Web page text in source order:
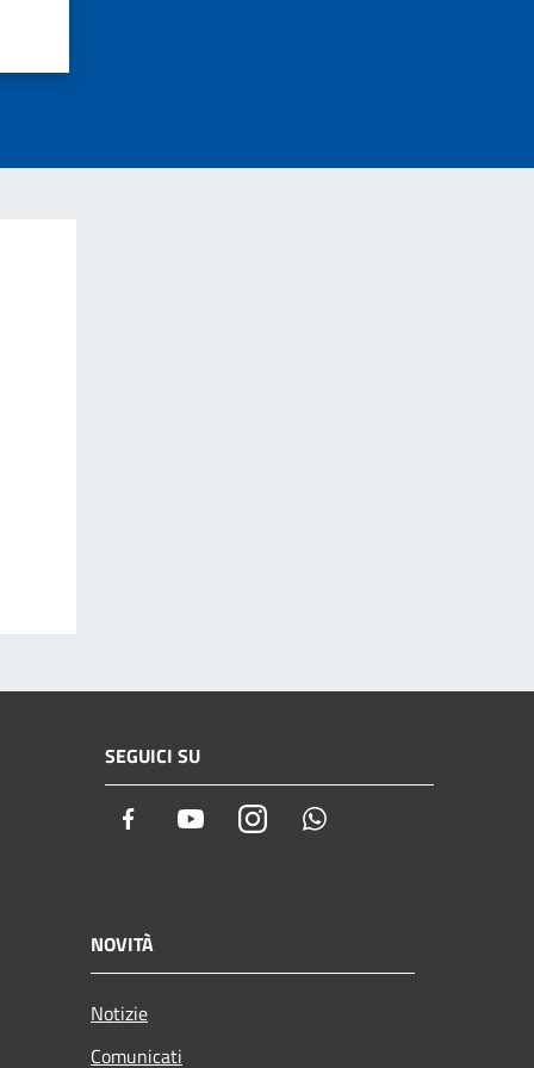
SEGUICI SU
Facebook YoutubeInstagram
NOVITÀ
Notizie
Comunicati